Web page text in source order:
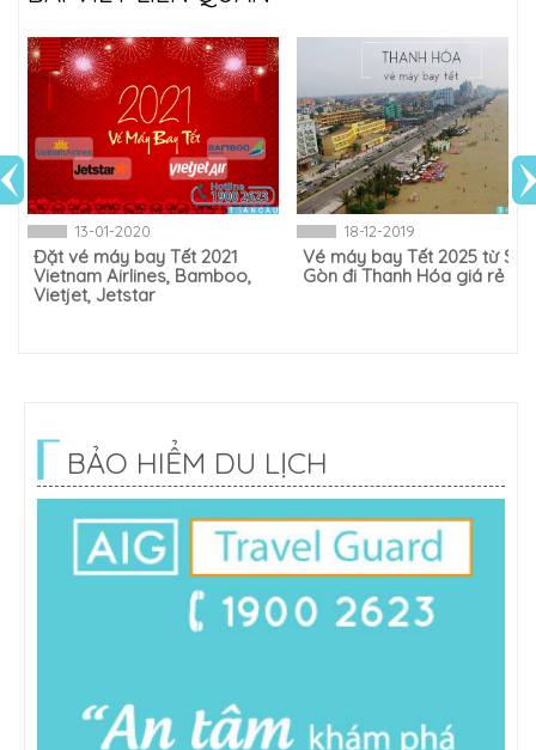
13-01-2020
Đặt vé máy bay Tết 2021
Vietnam Airlines, Bamboo,
Vietjet, Jetstar
18-12-2019
Vé máy bay Tết 2025 từ Sài
Gòn đi Thanh Hóa giá rẻ
BẢO HIỂM DU LỊCH